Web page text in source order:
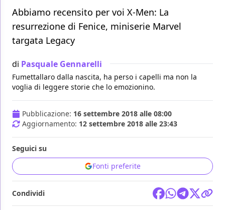
Abbiamo recensito per voi X-Men: La
resurrezione di Fenice, miniserie Marvel
targata Legacy
di Pasquale Gennarelli
Fumettallaro dalla nascita, ha perso i capelli ma non la
voglia di leggere storie che lo emozionino.
Pubblicazione: 16 settembre 2018 alle 08:00
Aggiornamento: 12 settembre 2018 alle 23:43
Seguici su
Fonti preferite
Condividi